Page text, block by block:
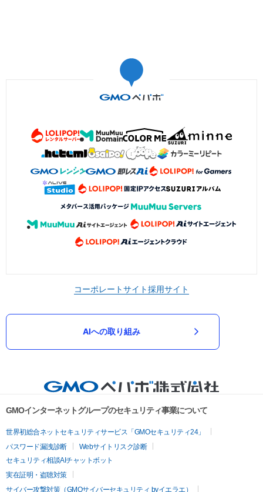
コーポレートサイト採用サイト
AIへの取り組み
GMOインターネットグループのセキュリティ事業について
世界初総合ネットセキュリティサービス「GMOセキュリティ24」
パスワード漏洩診断
Webサイトリスク診断
セキュリティ相談AIチャットボット
実在証明・盗聴対策
サイバー攻撃対策（GMOサイバーセキュリティ byイエラエ）